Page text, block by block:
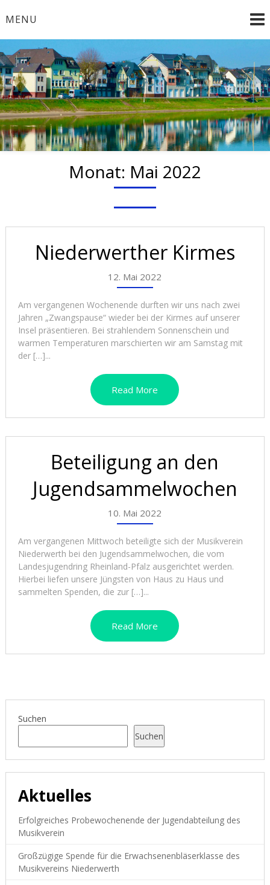
toMENU
Willkommen beim
Musikverein
Niederwerth e.V.
Monat: Mai 2022
Niederwerther Kirmes
12. Mai 2022
Am vergangenen Wochenende durften wir uns nach zwei
Jahren „Zwangspause“ wieder bei der Kirmes auf unserer
Insel präsentieren. Bei strahlendem Sonnenschein und
warmen Temperaturen marschierten wir am Samstag mit
der […]...
Read More
Beteiligung an den
Jugendsammelwochen
10. Mai 2022
Am vergangenen Mittwoch beteiligte sich der Musikverein
Niederwerth bei den Jugendsammelwochen, die vom
Landesjugendring Rheinland-Pfalz ausgerichtet werden.
Hierbei liefen unsere Jüngsten von Haus zu Haus und
sammelten Spenden, die zur […]...
Read More
Suchen
Suchen
Aktuelles
Erfolgreiches Probewochenende der Jugendabteilung des
Musikverein
Großzügige Spende für die Erwachsenenbläserklasse des
Musikvereins Niederwerth